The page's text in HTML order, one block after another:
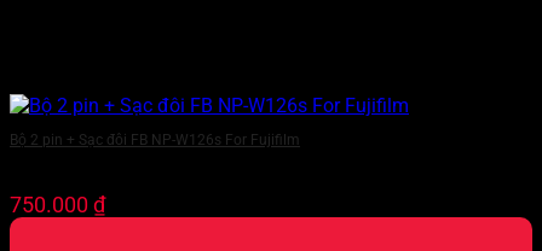
Bộ 2 pin + Sạc đôi FB NP-W126s For Fujifilm
750.000 ₫